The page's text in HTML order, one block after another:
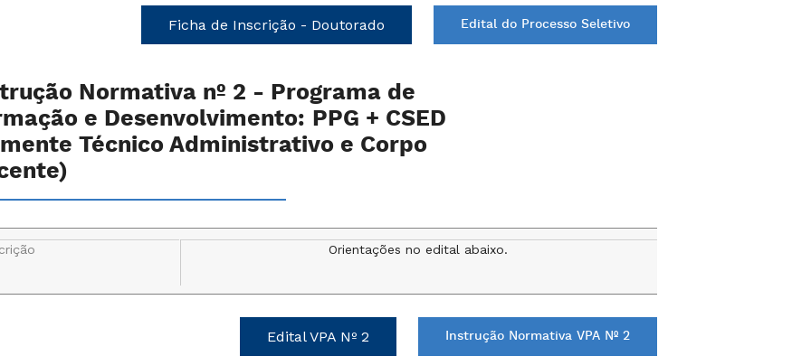
Ficha de Inscrição - Doutorado Edital do Processo Seletivo
Normativa nº 2 - Programa de
e Desenvolvimento: PPG + CSED
Técnico Administrativo e Corpo
Orientações no edital abaixo.
Edital VPA Nº 2 Instrução Normativa VPA Nº 2